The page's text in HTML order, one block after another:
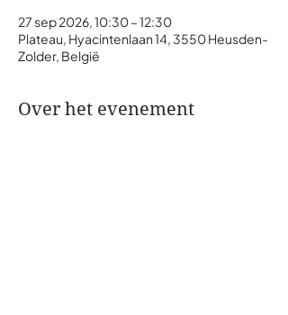
27 sep 2026, 10:30 – 12:30
Plateau, Hyacintenlaan 14, 3550 Heusden-
Zolder, België
Over het evenement